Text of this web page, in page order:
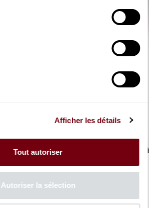
Afficher les détails
Tout autoriser
Autoriser la sélection